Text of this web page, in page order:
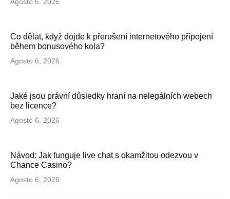
Co dělat, když dojde k přerušení internetového připojení
během bonusového kola?
Agosto 6, 2026
Jaké jsou právní důsledky hraní na nelegálních webech
bez licence?
Agosto 6, 2026
Návod: Jak funguje live chat s okamžitou odezvou v
Chance Casino?
Agosto 6, 2026